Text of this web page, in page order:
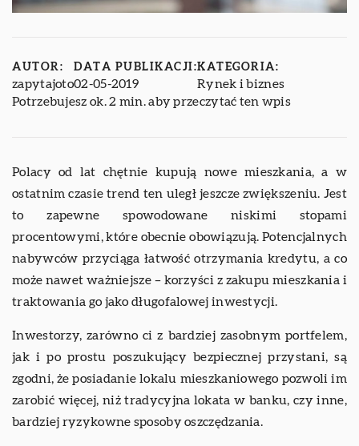
AUTOR:
zapytajoto
DATA PUBLIKACJI:
02-05-2019
KATEGORIA:
Rynek i biznes
Potrzebujesz ok. 2 min. aby przeczytać ten wpis
Polacy od lat chętnie kupują nowe mieszkania, a w
ostatnim czasie trend ten uległ jeszcze zwiększeniu. Jest
to zapewne spowodowane niskimi stopami
procentowymi, które obecnie obowiązują. Potencjalnych
nabywców przyciąga łatwość otrzymania kredytu, a co
może nawet ważniejsze – korzyści z zakupu mieszkania i
traktowania go jako długofalowej inwestycji.
Inwestorzy, zarówno ci z bardziej zasobnym portfelem,
jak i po prostu poszukujący bezpiecznej przystani, są
zgodni, że posiadanie lokalu mieszkaniowego pozwoli im
zarobić więcej, niż tradycyjna lokata w banku, czy inne,
bardziej ryzykowne sposoby oszczędzania.